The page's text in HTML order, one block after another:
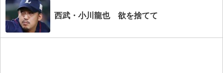
西武・小川龍也 欲を捨てて